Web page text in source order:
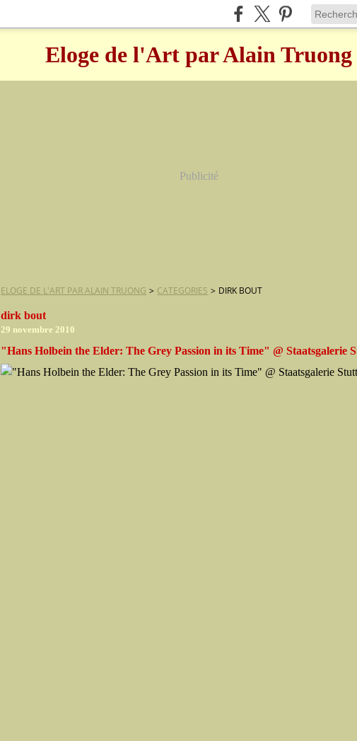
Eloge de l'Art par Alain Truong
Publicité
ELOGE DE L'ART PAR ALAIN TRUONG > CATEGORIES > DIRK BOUT
dirk bout
29 novembre 2010
"Hans Holbein the Elder: The Grey Passion in its Time" @ Staatsgalerie